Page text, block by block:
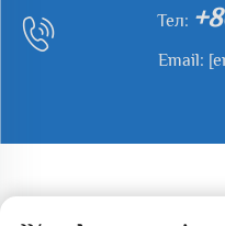
Тел:
Email: